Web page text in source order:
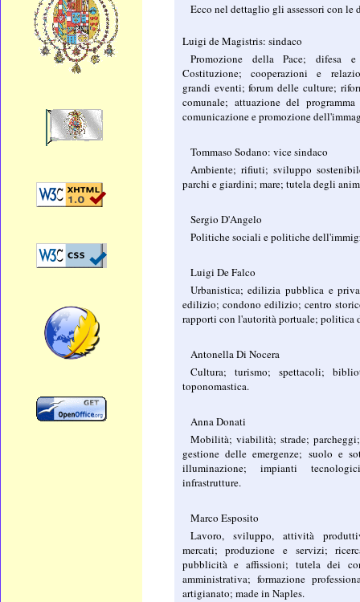
Ecco nel dettaglio gli assessori con le
Luigi de Magistris: sindaco
Promozione della Pace; difesa
Costituzione; cooperazioni e
grandi eventi; forum delle culture;
comunale; attuazione del
comunicazione e promozione
Tommaso Sodano: vice sindaco
Ambiente; rifiuti; sviluppo
parchi e giardini; mare; tutela degli
Sergio D'Angelo
Politiche sociali e politiche
Luigi De Falco
Urbanistica; edilizia pubblica e
edilizio; condono edilizio; centro
rapporti con l'autorità portuale; politica
Antonella Di Nocera
Cultura; turismo; spettacoli;
toponomastica.
Anna Donati
Mobilità; viabilità; strade;
gestione delle emergenze; suolo e
illuminazione; impianti
infrastrutture.
Marco Esposito
Lavoro, sviluppo, attività
mercati; produzione e servizi;
pubblicità e affissioni; tutela dei
amministrativa; formazione
artigianato; made in Naples.